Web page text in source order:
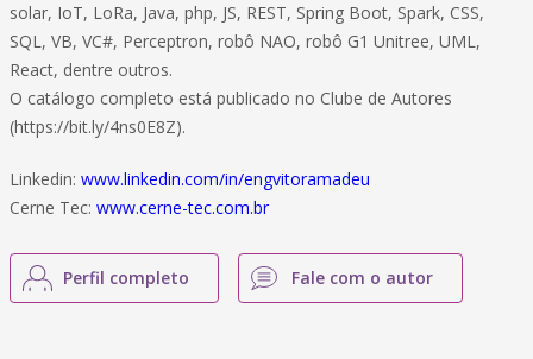
solar, IoT, LoRa, Java, php, JS, REST, Spring Boot, Spark, CSS,
SQL, VB, VC#, Perceptron, robô NAO, robô G1 Unitree, UML,
React, dentre outros.
O catálogo completo está publicado no Clube de Autores
(https://bit.ly/4ns0E8Z).
Linkedin: www.linkedin.com/in/engvitoramadeu
Cerne Tec: www.cerne-tec.com.br
Perfil completo Fale com o autor